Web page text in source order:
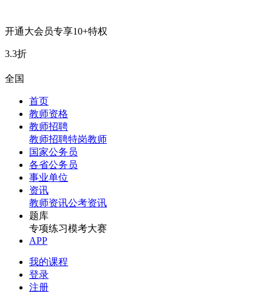
开通大会员专享10+特权
3.3折
全国
首页
教师资格
教师招聘
教师招聘特岗教师
国家公务员
各省公务员
事业单位
资讯
教师资讯公考资讯
题库
专项练习模考大赛
APP
我的课程
登录
注册